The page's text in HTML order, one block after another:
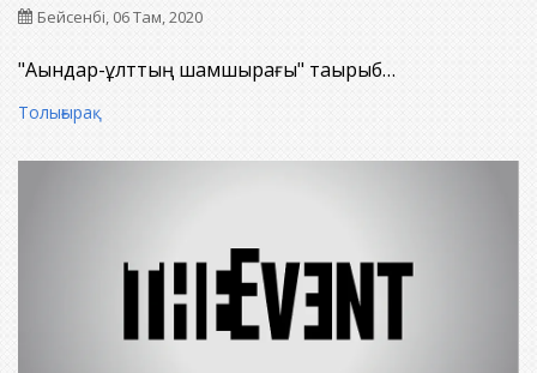
Бейсенбі, 06 Там, 2020
"Ақындар-ұлттың шамшырағы" тақырыб…
Толығырақ